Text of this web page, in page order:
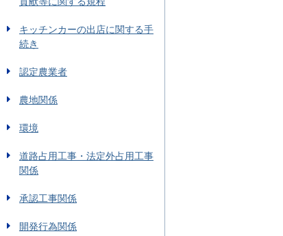
キッチンカーの出店に関する手
続き
認定農業者
農地関係
環境
道路占用工事・法定外占用工事
関係
承認工事関係
開発行為関係